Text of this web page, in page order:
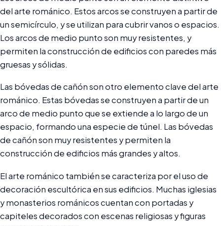
del arte románico. Estos arcos se construyen a partir de
un semicírculo, y se utilizan para cubrir vanos o espacios.
Los arcos de medio punto son muy resistentes, y
permiten la construcción de edificios con paredes más
gruesas y sólidas.
Las bóvedas de cañón son otro elemento clave del arte
románico. Estas bóvedas se construyen a partir de un
arco de medio punto que se extiende a lo largo de un
espacio, formando una especie de túnel. Las bóvedas
de cañón son muy resistentes y permiten la
construcción de edificios más grandes y altos.
El arte románico también se caracteriza por el uso de
decoración escultórica en sus edificios. Muchas iglesias
y monasterios románicos cuentan con portadas y
capiteles decorados con escenas religiosas y figuras